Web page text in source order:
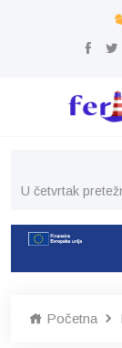
U četvrtak
Početna